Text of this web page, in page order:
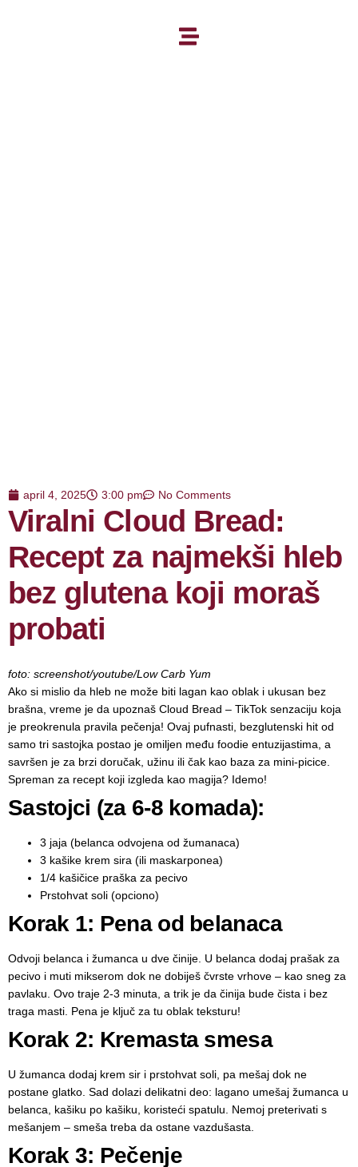
april 4, 2025 3:00 pm No Comments
Viralni Cloud Bread:
Recept za najmekši hleb
bez glutena koji moraš
probati
foto: screenshot/youtube/Low Carb Yum
Ako si mislio da hleb ne može biti lagan kao oblak i ukusan bez
brašna, vreme je da upoznaš Cloud Bread – TikTok senzaciju koja
je preokrenula pravila pečenja! Ovaj pufnasti, bezglutenski hit od
samo tri sastojka postao je omiljen među foodie entuzijastima, a
savršen je za brzi doručak, užinu ili čak kao baza za mini-picice.
Spreman za recept koji izgleda kao magija? Idemo!
Sastojci (za 6-8 komada):
3 jaja (belanca odvojena od žumanaca)
3 kašike krem sira (ili maskarponea)
1/4 kašičice praška za pecivo
Prstohvat soli (opciono)
Korak 1: Pena od belanaca
Odvoji belanca i žumanca u dve činije. U belanca dodaj prašak za
pecivo i muti mikserom dok ne dobiješ čvrste vrhove – kao sneg za
pavlaku. Ovo traje 2-3 minuta, a trik je da činija bude čista i bez
traga masti. Pena je ključ za tu oblak teksturu!
Korak 2: Kremasta smesa
U žumanca dodaj krem sir i prstohvat soli, pa mešaj dok ne
postane glatko. Sad dolazi delikatni deo: lagano umešaj žumanca u
belanca, kašiku po kašiku, koristeći spatulu. Nemoj preterivati s
mešanjem – smeša treba da ostane vazdušasta.
Korak 3: Pečenje